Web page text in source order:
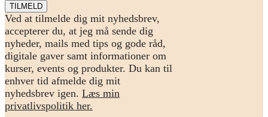
Ved at tilmelde dig mit nyhedsbrev,
accepterer du, at jeg må sende dig
nyheder, mails med tips og gode råd,
digitale gaver samt informationer om
kurser, events og produkter. Du kan til
enhver tid afmelde dig mit
nyhedsbrev igen. Læs min
privatlivspolitik her.